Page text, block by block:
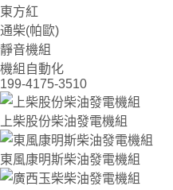
東方紅
通柴(帕歐)
靜音機組
機組自動化
199-4175-3510
上柴股份柴油發電機組
東風康明斯柴油發電機組